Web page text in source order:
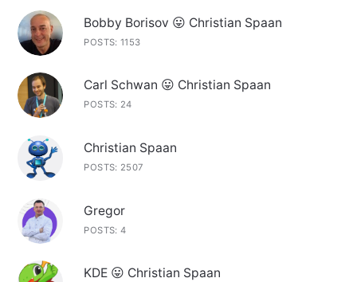
Bobby Borisov 😛 Christian Spaan
POSTS: 1153
Carl Schwan 😛 Christian Spaan
POSTS: 24
Christian Spaan
POSTS: 2507
Gregor
POSTS: 4
KDE 😛 Christian Spaan